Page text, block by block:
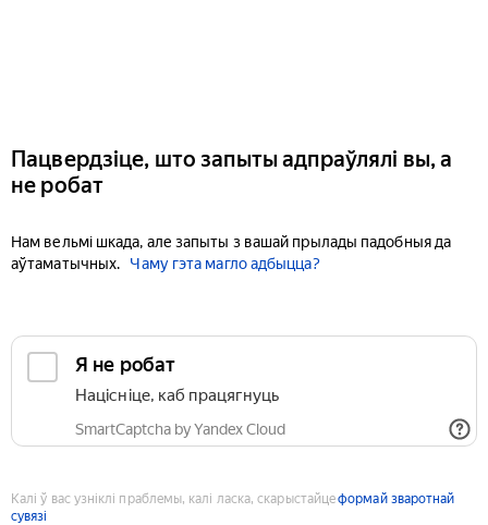
Пацвердзіце, што запыты адпраўлялі вы, а
не робат
Нам вельмі шкада, але запыты з вашай прылады падобныя да
аўтаматычных.
Чаму гэта магло адбыцца?
Я не робат
Націсніце, каб працягнуць
SmartCaptcha by Yandex Cloud
Калі ў вас узніклі праблемы, калі ласка, скарыстайцеформай зваротнай
сувязі